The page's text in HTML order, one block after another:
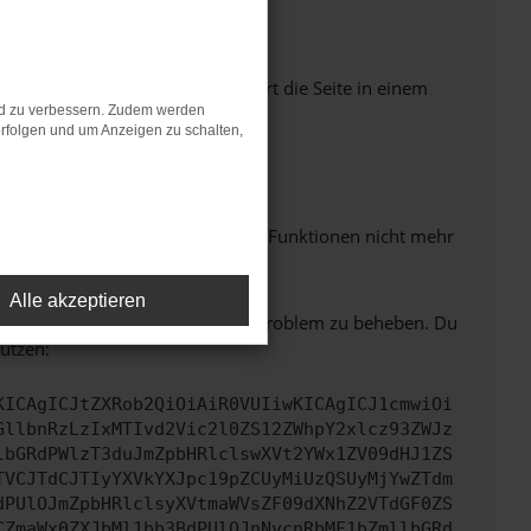
Seiten verhindern. Funktioniert die Seite in einem
dazu führen, dass bestimmte Funktionen nicht mehr
Wir werden versuchen, das Problem zu beheben. Du
zu verbessern. Zudem werden
und um Anzeigen zu schalten,
Alle akzeptieren